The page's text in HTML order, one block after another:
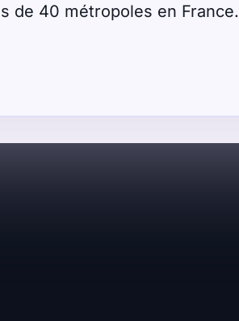
de 40 métropoles en France.